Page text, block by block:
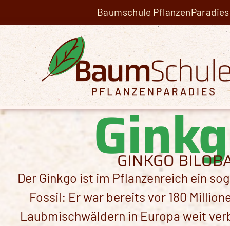
Baumschule
GINKGO
Der Ginkgo ist im Pflanzenreich ein
Fossil: Er war bereits vor 180
Laubmischwäldern in Europa weit